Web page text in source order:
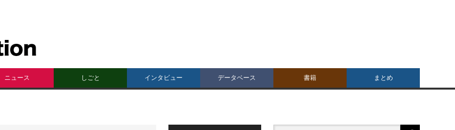
ニュース しごと インタビュー データベース 書籍 まとめ